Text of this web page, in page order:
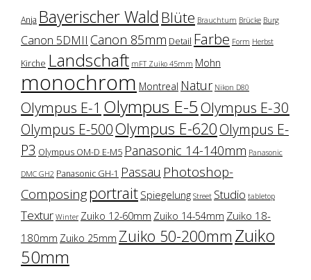
Anja Bayerischer Wald Blüte Brauchtum Brücke Burg
Canon 5DMII Canon 85mm Detail Farbe Form Herbst
Kirche Landschaft mFT Zuiko 45mm Mohn
monochrom Montreal Natur Nikon D80
Olympus E-1 Olympus E-5 Olympus E-30
Olympus E-500Olympus E-620Olympus E-
P3 Olympus OM-D E-M5 Panasonic 14-140mm Panasonic
DMC GH2 Panasonic GH-1 Passau Photoshop-
Composingportrait Spiegelung Street Studio tabletop
Textur Winter Zuiko 12-60mm Zuiko 14-54mm Zuiko 18-
180mm Zuiko 25mm Zuiko 50-200mm Zuiko
50mm